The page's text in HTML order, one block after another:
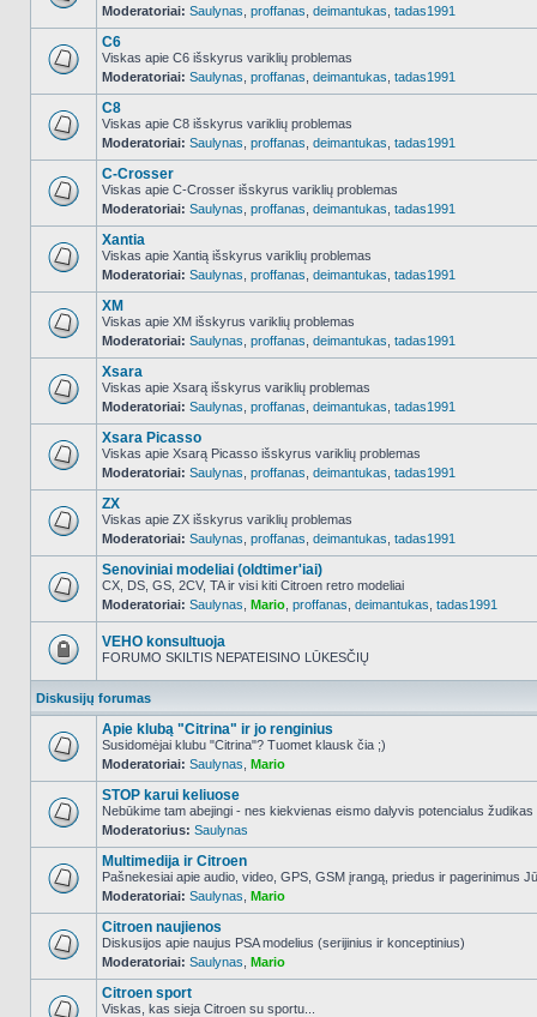
NO_UNREAD_POSTS
Moderatoriai: Saulynas proffanas deimantukas tadas1991
NO_UNREAD_POSTS
C6
Viskas apie C6 išskyrus variklių problemas
Moderatoriai: Saulynas proffanas deimantukas tadas1991
NO_UNREAD_POSTS
C8
Viskas apie C8 išskyrus variklių problemas
Moderatoriai: Saulynas proffanas deimantukas tadas1991
NO_UNREAD_POSTS
C-Crosser
Viskas apie C-Crosser išskyrus variklių problemas
Moderatoriai: Saulynas proffanas deimantukas tadas1991
NO_UNREAD_POSTS
Xantia
Viskas apie Xantią išskyrus variklių problemas
Moderatoriai: Saulynas proffanas deimantukas tadas1991
NO_UNREAD_POSTS
XM
Viskas apie XM išskyrus variklių problemas
Moderatoriai: Saulynas proffanas deimantukas tadas1991
NO_UNREAD_POSTS
Xsara
Viskas apie Xsarą išskyrus variklių problemas
Moderatoriai: Saulynas proffanas deimantukas tadas1991
NO_UNREAD_POSTS
Xsara Picasso
Viskas apie Xsarą Picasso išskyrus variklių problemas
Moderatoriai: Saulynas proffanas deimantukas tadas1991
NO_UNREAD_POSTS
ZX
Viskas apie ZX išskyrus variklių problemas
Moderatoriai: Saulynas proffanas deimantukas tadas1991
NO_UNREAD_POSTS
Senoviniai modeliai (oldtimer'iai)
CX, DS, GS, 2CV, TA ir visi kiti Citroen retro modeliai
Moderatoriai: Saulynas Mario proffanas deimantukas tadas1991
užrakintas
VEHO konsultuoja
FORUMO SKILTIS NEPATEISINO LŪKESČIŲ
Diskusijų forumas
NO_UNREAD_POSTS
Apie klubą "Citrina" ir jo renginius
Susidomėjai klubu "Citrina"? Tuomet klausk čia ;)
Moderatoriai: Saulynas Mario
NO_UNREAD_POSTS
STOP karui keliuose
Nebūkime tam abejingi - nes kiekvienas eismo dalyvis potencialus žudikas
Moderatorius: Saulynas
NO_UNREAD_POSTS
Multimedija ir Citroen
Pašnekesiai apie audio, video, GPS, GSM įrangą, priedus ir pagerinimus
Moderatoriai: Saulynas Mario
NO_UNREAD_POSTS
Citroen naujienos
Diskusijos apie naujus PSA modelius (serijinius ir konceptinius)
Moderatoriai: Saulynas Mario
Citroen sport
Viskas, kas sieja Citroen su sportu...